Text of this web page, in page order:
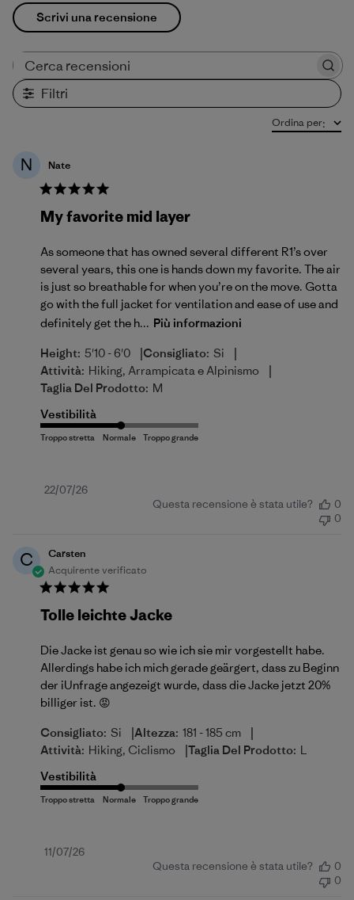
Scrivi una recensione
Filtri
Ordina per:
N Nate
My favorite mid layer
As someone that has owned several different R1’s over
several years, this one is hands down my favorite. The air
is just so breathable for when you’re on the move. Gotta
go with the full jacket for ventilation and ease of use and
definitely get the h... Più informazioni
Height: 5'10 - 6'0 |Consigliato: Si |
Attività: Hiking, Arrampicata e Alpinismo |
Taglia Del Prodotto: M
Vestibilità
Data
22/07/26
Questa recensione è stata utile?
0
0
C
Carsten
Acquirente verificato
Tolle leichte Jacke
Die Jacke ist genau so wie ich sie mir vorgestellt habe.
Allerdings habe ich mich gerade geärgert, dass zu Beginn
der iUnfrage angezeigt wurde, dass die Jacke jetzt 20%
billiger ist. 😡
Consigliato: Si |Altezza: 181 - 185 cm |
Attività: Hiking, Ciclismo |Taglia Del Prodotto: L
Vestibilità
Data
11/07/26
Questa recensione è stata utile?
0
0